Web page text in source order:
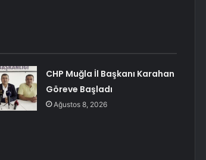
CHP Muğla İl Başkanı Karahan
Göreve Başladı
Ağustos 8, 2026